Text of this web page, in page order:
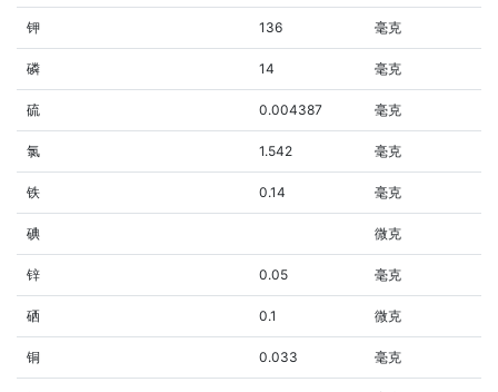
钾 136 毫克
磷 14 毫克
硫 0.004387 毫克
氯 1.542 毫克
铁 0.14 毫克
碘 微克
锌 0.05 毫克
硒 0.1 微克
铜 0.033 毫克